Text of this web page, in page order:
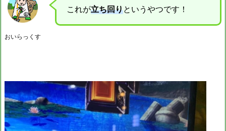
おいらっくす
これが立ち回りというやつです！